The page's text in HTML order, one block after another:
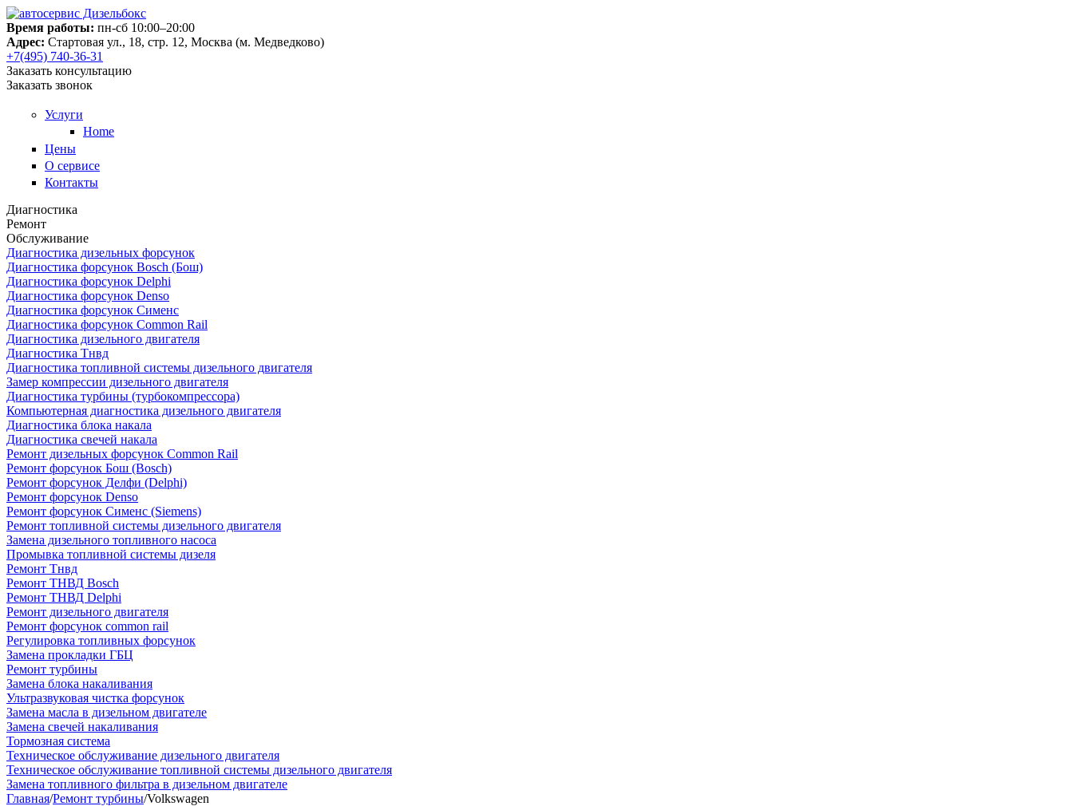
Время работы: пн-сб 10:00–20:00
Адрес: Стартовая ул., 18, стр. 12, Москва (м. Медведково)
+7(495) 740-36-31
Заказать консультацию
Заказать звонок
Услуги
Home
Цены
О сервисе
Контакты
Диагностика
Ремонт
Обслуживание
Диагностика дизельных форсунок
Диагностика форсунок Bosch (Бош)
Диагностика форсунок Delphi
Диагностика форсунок Denso
Диагностика форсунок Сименс
Диагностика форсунок Common Rail
Диагностика дизельного двигателя
Диагностика Тнвд
Диагностика топливной системы дизельного двигателя
Замер компрессии дизельного двигателя
Диагностика турбины (турбокомпрессора)
Компьютерная диагностика дизельного двигателя
Диагностика блока накала
Диагностика свечей накала
Ремонт дизельных форсунок Common Rail
Ремонт форсунок Бош (Bosch)
Ремонт форсунок Делфи (Delphi)
Ремонт форсунок Denso
Ремонт форсунок Сименс (Siemens)
Ремонт топливной системы дизельного двигателя
Замена дизельного топливного насоса
Промывка топливной системы дизеля
Ремонт Тнвд
Ремонт ТНВД Bosch
Ремонт ТНВД Delphi
Ремонт дизельного двигателя
Ремонт форсунок common rail
Регулировка топливных форсунок
Замена прокладки ГБЦ
Ремонт турбины
Замена блока накаливания
Ультразвуковая чистка форсунок
Замена масла в дизельном двигателе
Замена свечей накаливания
Тормозная система
Техническое обслуживание дизельного двигателя
Техническое обслуживание топливной системы дизельного двигателя
Замена топливного фильтра в дизельном двигателе
Главная/Ремонт турбины/Volkswagen